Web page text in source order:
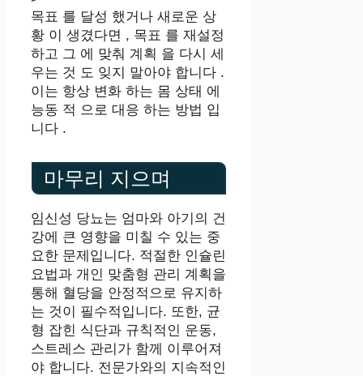
목표 를 달성 했거나 새로운 상
황 이 생겼다면 , 목표 를 재설정
하고 그 에 맞춰 계획 을 다시 세
우는 것 도 잊지 말아야 합니다 .
이는 항상 변화 하는 몸 상태 에
능동 적 으로 대응 하는 방법 입
니다 .
마무리 지으며
임신성 당뇨는 엄마와 아기의 건
강에 큰 영향을 미칠 수 있는 중
요한 문제입니다. 적절한 인슐린
요법과 개인 맞춤형 관리 계획을
통해 혈당을 안정적으로 유지하
는 것이 필수적입니다. 또한, 균
형 잡힌 식단과 규칙적인 운동,
스트레스 관리가 함께 이루어져
야 합니다. 전문가와의 지속적인